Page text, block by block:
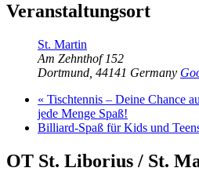
Veranstaltungsort
St. Martin
Am Zehnthof 152
Dortmund 44141 Germany
« Tischtennis – Deine Chance
jede Menge Spaß!
Billiard-Spaß für Kids und
OT St. Liborius / St.